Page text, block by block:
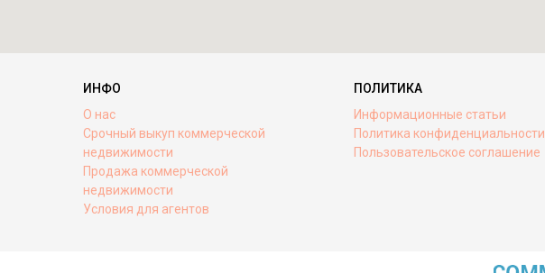
ИНФО
О нас
Срочный выкуп коммерческой
недвижимости
Продажа коммерческой
недвижимости
Условия для агентов
ПОЛИТИКА
Информационные статьи
Политика конфиденциальности
Пользовательское соглашение